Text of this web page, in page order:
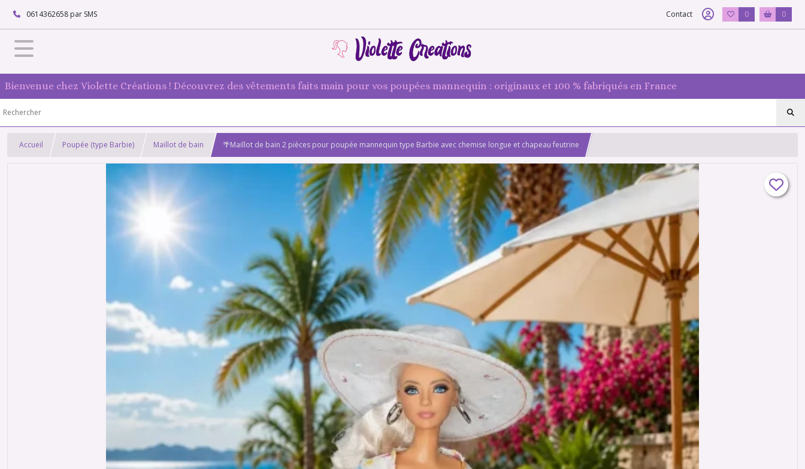
0614362658 par SMS Contact 0 0
Bienvenue chez Violette Créations ! Découvrez des vêtements faits main pour vos poupées mannequin : originaux et 100 % fabriqués en France
Accueil Poupée (type Barbie) Maillot de bain 🌴Maillot de bain 2 pièces pour poupée mannequin type Barbie avec chemise longue et chapeau feutrine